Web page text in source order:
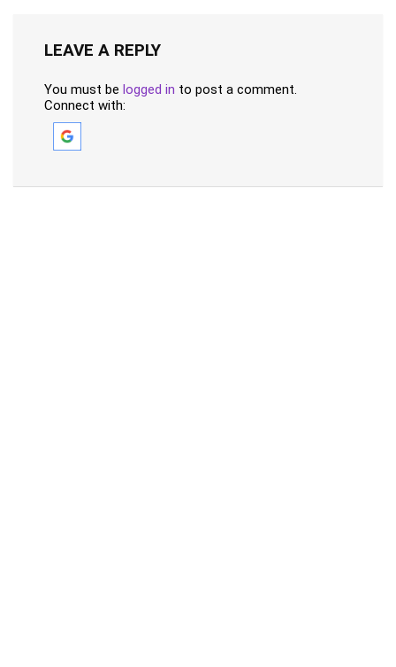
LEAVE A REPLY
You must be logged in to post a comment.
Connect with: